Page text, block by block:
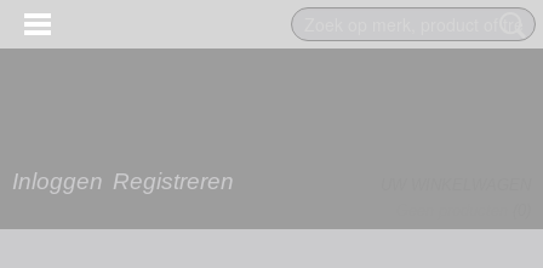
Inloggen Registreren